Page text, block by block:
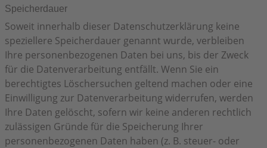
Speicherdauer
Soweit innerhalb dieser Datenschutzerklärung keine
speziellere Speicherdauer genannt wurde, verbleiben
Ihre personenbezogenen Daten bei uns, bis der Zweck
für die Datenverarbeitung entfällt. Wenn Sie ein
berechtigtes Löschersuchen geltend machen oder eine
Einwilligung zur Datenverarbeitung widerrufen, werden
Ihre Daten gelöscht, sofern wir keine anderen rechtlich
zulässigen Gründe für die Speicherung Ihrer
personenbezogenen Daten haben (z. B. steuer- oder